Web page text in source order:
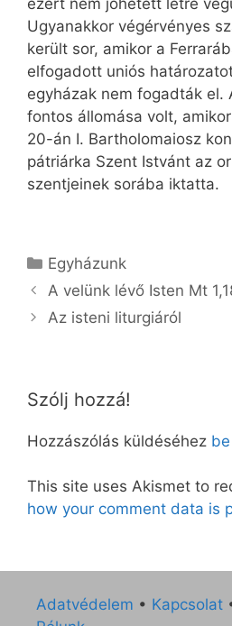
ezért nem jöhetett létre
Ugyanakkor végérvényes
került sor, amikor a
elfogadott uniós
egyházak nem fogadták el.
fontos állomása volt,
20-án I. Bartholomaiosz
pátriárka Szent Istvánt az
szentjeinek sorába iktatta.
Kategória
Egyházunk
A velünk lévő Isten Mt
Az isteni liturgiáról
Szólj hozzá!
Hozzászólás küldéséhez
This site uses Akismet to
how your comment data is
Adatvédelem • Kapcsolat